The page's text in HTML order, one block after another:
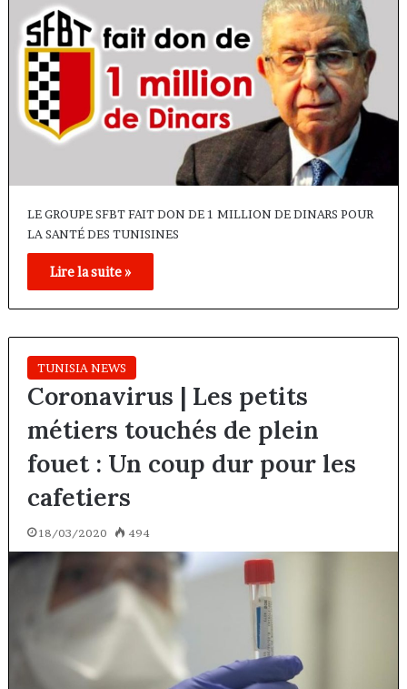
LE GROUPE SFBT FAIT DON DE 1 MILLION DE DINARS POUR
LA SANTÉ DES TUNISINES
Lire la suite »
TUNISIA NEWS
Coronavirus | Les petits
métiers touchés de plein
fouet : Un coup dur pour les
cafetiers
18/03/2020 494